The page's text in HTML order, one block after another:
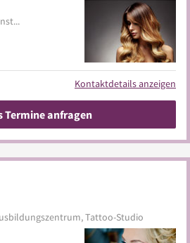
Kontaktdetails anzeigen
Termine anfragen
Tattoo-Studio